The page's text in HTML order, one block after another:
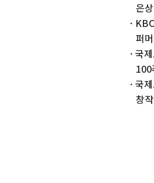
은상
·
퍼
· 국
100
· 국
창